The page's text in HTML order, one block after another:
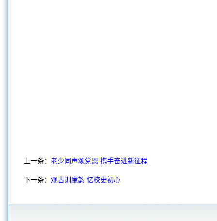
上一条： 老少同声颂党恩 携手奋进新征程
下一条： 观古训廉韵 忆校史初心